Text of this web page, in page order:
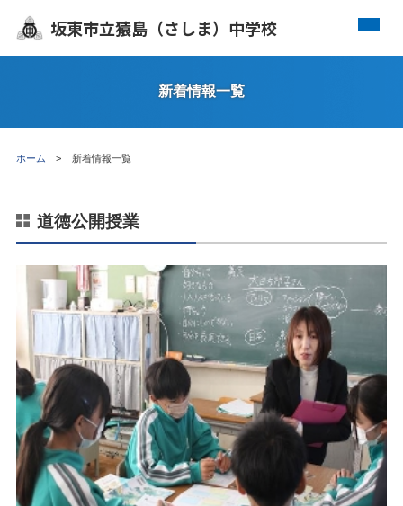
坂東市立猿島（さしま）中学校
新着情報一覧
ホーム 新着情報一覧
道徳公開授業